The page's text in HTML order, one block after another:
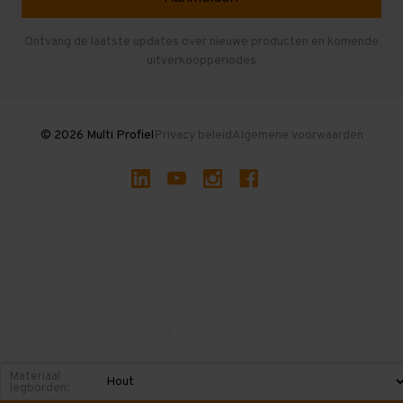
Gebruikte entresolvloeren
Ontvang de laatste updates over nieuwe producten en komende
uitverkoopperiodes
© 2026 Multi ProfielPrivacy beleidAlgemene voorwaarden
Materiaal
legborden: